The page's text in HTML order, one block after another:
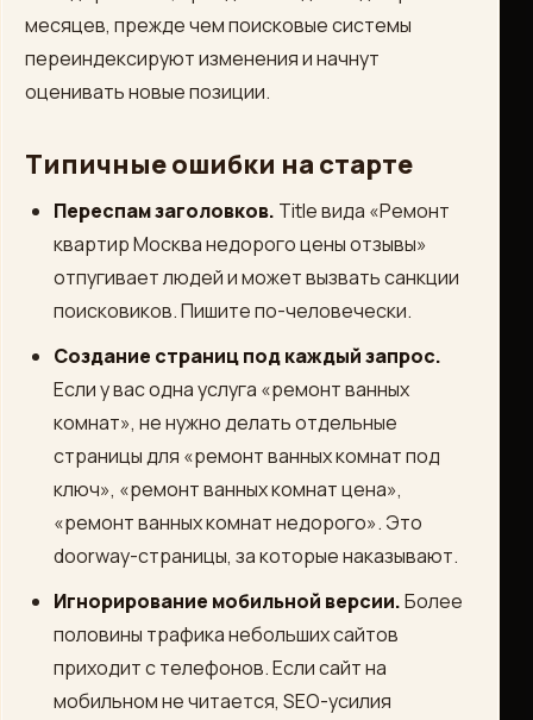
месяцев, прежде чем поисковые системы
переиндексируют изменения и начнут
оценивать новые позиции.
Типичные ошибки на старте
Переспам заголовков. Title вида «Ремонт
квартир Москва недорого цены отзывы»
отпугивает людей и может вызвать санкции
поисковиков. Пишите по-человечески.
Создание страниц под каждый запрос.
Если у вас одна услуга «ремонт ванных
комнат», не нужно делать отдельные
страницы для «ремонт ванных комнат под
ключ», «ремонт ванных комнат цена»,
«ремонт ванных комнат недорого». Это
doorway-страницы, за которые наказывают.
Игнорирование мобильной версии.Более
половины трафика небольших сайтов
приходит с телефонов. Если сайт на
мобильном не читается, SEO-усилия